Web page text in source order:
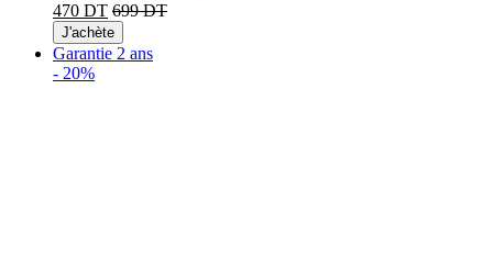
470 DT 699 DT
J'achète
Garantie 2 ans
- 20%